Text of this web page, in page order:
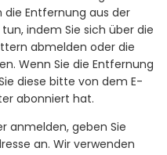
die Entfernung aus der
indem Sie sich über die
abmelden oder die
Wenn Sie die Entfernung
diese bitte von dem E-
abonniert hat.
anmelden, geben Sie
an. Wir verwenden